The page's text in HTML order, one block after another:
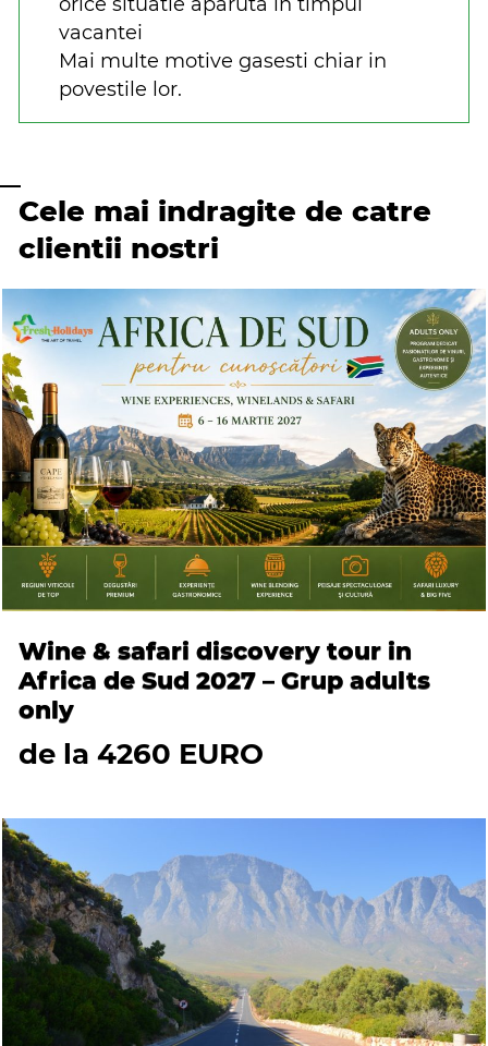
vacantei
Mai multe motive gasesti chiar in
povestile lor.
Cele mai indragite de catre
clientii nostri
Wine & safari discovery tour in
Africa de Sud 2027 – Grup adults
only
de la 4260 EURO